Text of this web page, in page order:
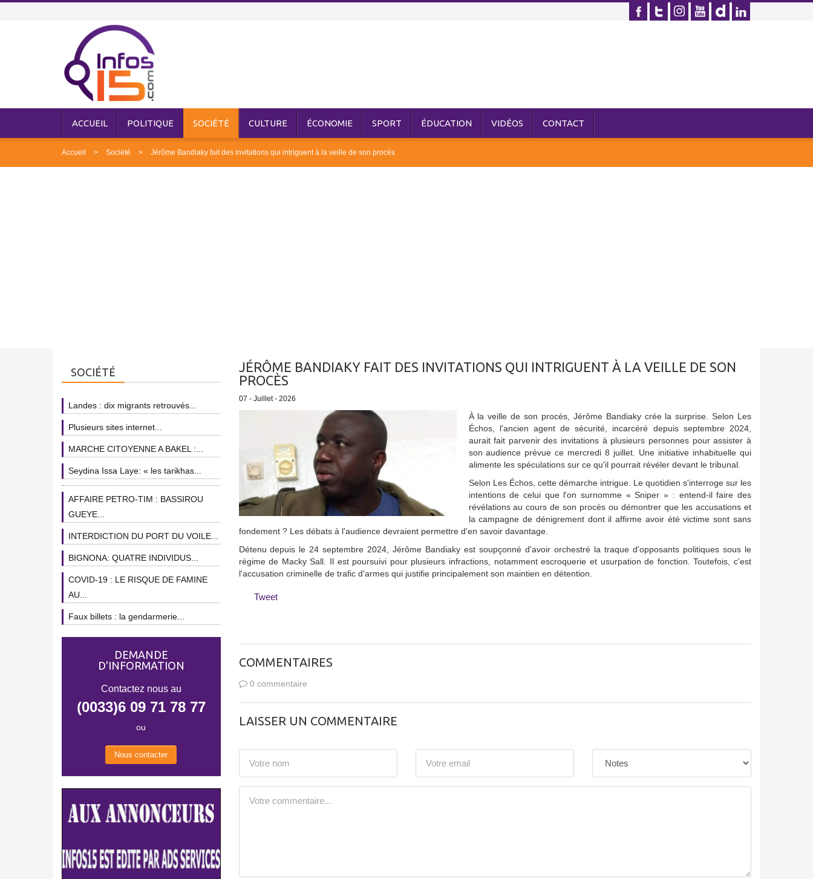
ACCUEIL POLITIQUE SOCIÉTÉ CULTURE ÉCONOMIE SPORT ÉDUCATION VIDÉOS CONTACT
Accueil Société Jérôme Bandiaky fait des invitations qui intriguent à la veille de son procès
JÉRÔME BANDIAKY FAIT DES INVITATIONS QUI INTRIGUENT À LA VEILLE DE SON
PROCÈS
07 - Juillet - 2026
À la veille de son procès, Jérôme Bandiaky crée la surprise. Selon Les
Échos, l'ancien agent de sécurité, incarcéré depuis septembre 2024,
aurait fait parvenir des invitations à plusieurs personnes pour assister à
son audience prévue ce mercredi 8 juillet. Une initiative inhabituelle qui
alimente les spéculations sur ce qu'il pourrait révéler devant le tribunal.
Selon Les Échos, cette démarche intrigue. Le quotidien s'interroge sur les
intentions de celui que l'on surnomme « Sniper » : entend-il faire des
révélations au cours de son procès ou démontrer que les accusations et
la campagne de dénigrement dont il affirme avoir été victime sont sans
fondement ? Les débats à l'audience devraient permettre d'en savoir davantage.
Détenu depuis le 24 septembre 2024, Jérôme Bandiaky est soupçonné d'avoir orchestré la traque d'opposants politiques sous le
régime de Macky Sall. Il est poursuivi pour plusieurs infractions, notamment escroquerie et usurpation de fonction. Toutefois, c'est
l'accusation criminelle de trafic d'armes qui justifie principalement son maintien en détention.
Tweet
COMMENTAIRES
0 commentaire
LAISSER UN COMMENTAIRE
SOCIÉTÉ
Landes : dix migrants retrouvés...
Plusieurs sites internet...
MARCHE CITOYENNE A BAKEL :...
Seydina Issa Laye: « les tarikhas...
AFFAIRE PETRO-TIM : BASSIROU
GUEYE...
INTERDICTION DU PORT DU VOILE...
BIGNONA: QUATRE INDIVIDUS...
COVID-19 : LE RISQUE DE FAMINE
AU...
Faux billets : la gendarmerie...
DEMANDE
D'INFORMATION
Contactez nous au
(0033)6 09 71 78 77
ou
Nous contacter